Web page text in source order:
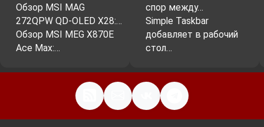
Обзор MSI MAG
272QPW QD-OLED X28:…
Обзор MSI MEG X870E
Ace Max:…
спор между…
Simple Taskbar
добавляет в рабочий
стол…